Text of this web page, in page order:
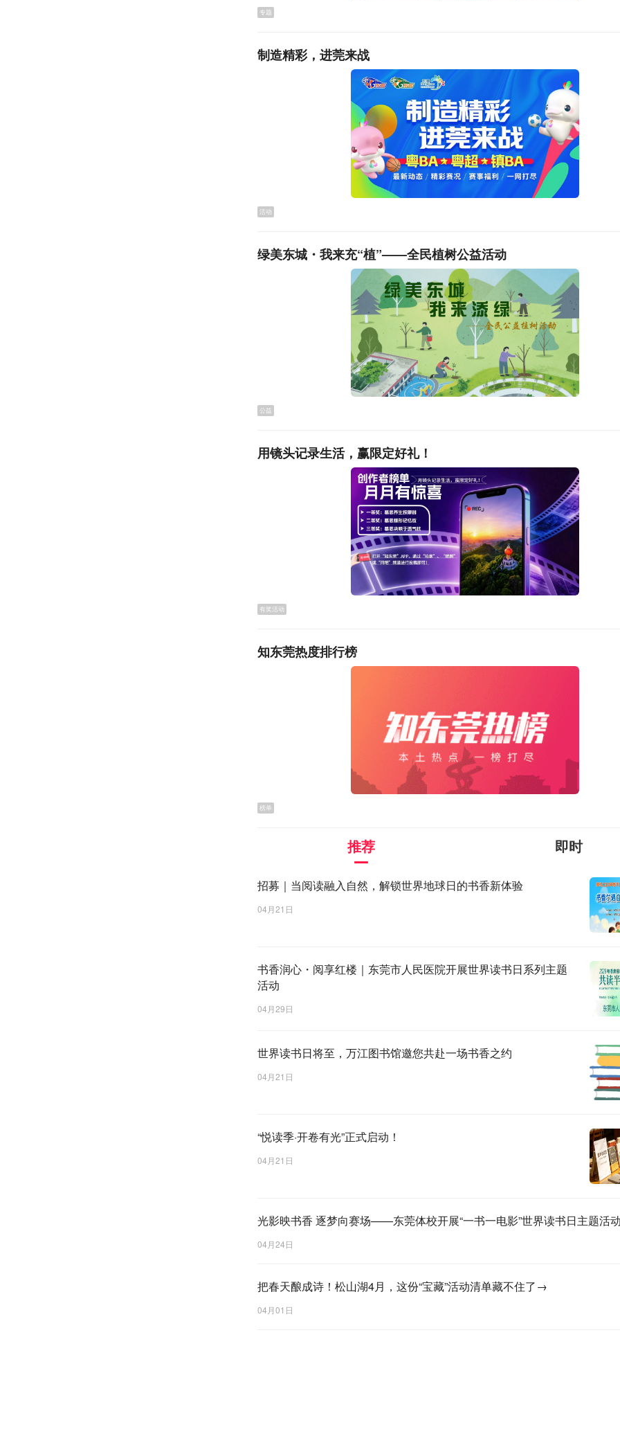
长安素人作家曾为民、熊峰到场共话书香、分享好书，并向读者代表赠送
香在传递中延续温暖。启动仪式后，百名孩子开展湾区共读活动，在老师
“现在我们读书的氛围非常好，每所学校都有阅读空间，各类阅读活动
群。”读者刘子涵表示，阅读让她看到了更大的世界，已成为生活一部分。
则感慨阅读条件的便利，借用董宇辉的话说道：“我沾了阅读的光，修了心
颜。”长安镇中心小学学生闫师嘉也表示，常和同学到图书馆查资料、借阅
的环境让她感受到阅读的乐趣。据悉，本届书香节还将开展“名家进长安”“
“图书馆+影院”跨界 阅读加油站解锁休闲阅读新场景
4月19日上午，寮步镇举行“书香影韵・共享时光”——“盛达拾光书寮”阅读
务阵地，推进全民阅读向场景化延伸。
活动现场，东莞图书馆寮步分馆负责人为“盛达拾光书寮”授予“阅读加油站
悉，这是寮步探索“图书馆+”跨界合作模式的重要实践，通过将微型图书
分享与观影休闲的深度融合，让市民在等候观影、影后休憩时，能便捷
务。
专题
制造精彩，进莞来战
活动
绿美东城・我来充“植”——全民植树公益活动
公益
用镜头记录生活，赢限定好礼！
有奖活动
知东莞热度排行榜
榜单
推荐 即时
招募｜当阅读融入自然，解锁世界地球日的书香新体验
04月21日
书香润心・阅享红楼｜东莞市人民医院开展世界读书日系列主题
活动
04月29日
世界读书日将至，万江图书馆邀您共赴一场书香之约
04月21日
“悦读季·开卷有光”正式启动！
04月21日
光影映书香 逐梦向赛场——东莞体校开展“一书一电影”世界读书
把春天酿成诗！松山湖4月，这份“宝藏”活动清单藏不住了→